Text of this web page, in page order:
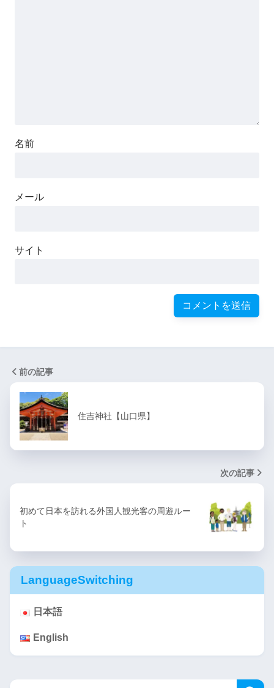
名前
メール
サイト
前の記事
住吉神社【山口県】
次の記事
初めて日本を訪れる外国人観光客の周遊ルー
ト
LanguageSwitching
日本語
English